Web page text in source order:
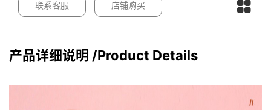
联系客服 店铺购买
产品详细说明 /Product Details